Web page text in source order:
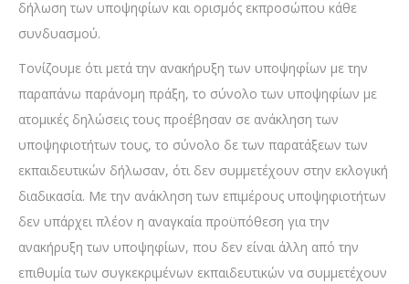
δήλωση των υποψηφίων και ορισμός εκπροσώπου κάθε
συνδυασμού.
Τονίζουμε ότι μετά την ανακήρυξη των υποψηφίων με την
παραπάνω παράνομη πράξη, το σύνολο των υποψηφίων με
ατομικές δηλώσεις τους προέβησαν σε ανάκληση των
υποψηφιοτήτων τους, το σύνολο δε των παρατάξεων των
εκπαιδευτικών δήλωσαν, ότι δεν συμμετέχουν στην εκλογική
διαδικασία. Με την ανάκληση των επιμέρους υποψηφιοτήτων
δεν υπάρχει πλέον η αναγκαία προϋπόθεση για την
ανακήρυξη των υποψηφίων, που δεν είναι άλλη από την
επιθυμία των συγκεκριμένων εκπαιδευτικών να συμμετέχουν